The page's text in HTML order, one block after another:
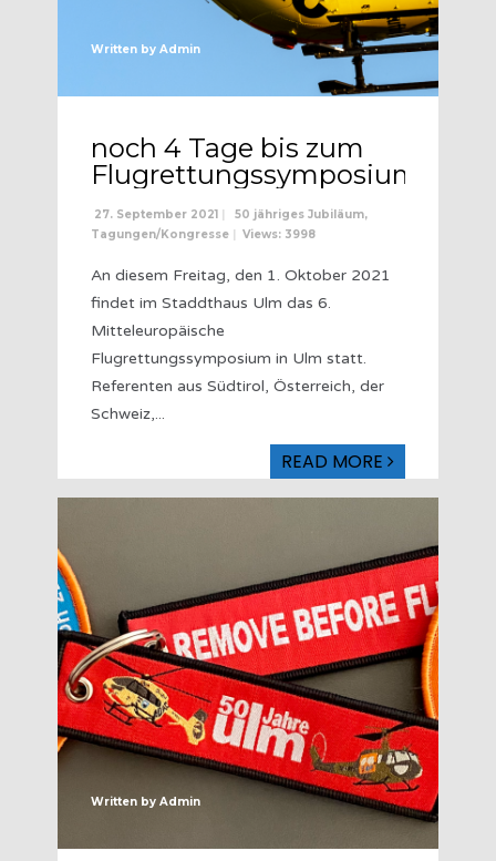
Written by Admin
noch 4 Tage bis zum
Flugrettungssymposium
27. September 2021 | 50 jähriges Jubiläum,
Tagungen/Kongresse | Views: 3998
An diesem Freitag, den 1. Oktober 2021
findet im Staddthaus Ulm das 6.
Mitteleuropäische
Flugrettungssymposium in Ulm statt.
Referenten aus Südtirol, Österreich, der
Schweiz,...
READ MORE
Written by Admin